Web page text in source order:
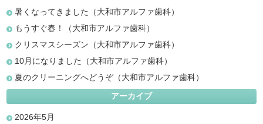
暑くなってきました（大和市アルファ歯科）
もうすぐ春！（大和市アルファ歯科）
クリスマスシーズン（大和市アルファ歯科）
10月になりました（大和市アルファ歯科）
夏のクリーニングへどうぞ（大和市アルファ歯科）
アーカイブ
2026年5月